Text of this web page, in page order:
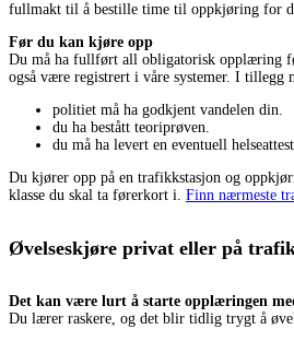
fullmakt til å bestille time til oppkjøring for
Før du kan kjøre opp
Du må ha fullført all obligatorisk opplæring
også være registrert i våre systemer. I tillegg
politiet må ha godkjent vandelen din.
du ha bestått teoriprøven.
du må ha levert en eventuell helseattest.
Du kjører opp på en trafikkstasjon og
klasse du skal ta førerkort i. Finn nærmeste
Øvelseskjøre privat eller på
Det kan være lurt å starte opplæringen
Du lærer raskere, og det blir tidlig trygt å